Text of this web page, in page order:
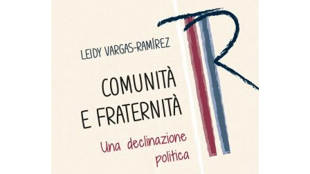
Prodotto acquistabile sui
seguenti store
ACQUISTA SU IBS